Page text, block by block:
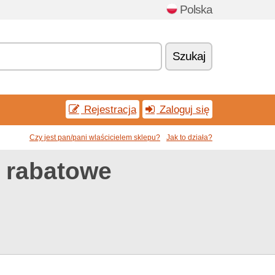
Polska
Szukaj
Rejestracja Zaloguj się
Czy jest pan/pani wlaścicielem sklepu? Jak to działa?